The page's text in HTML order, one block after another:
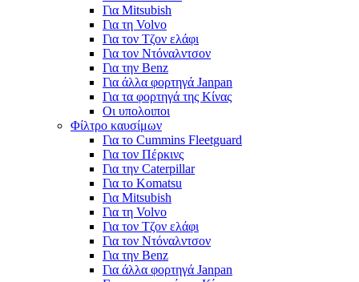
Για Mitsubish
Για τη Volvo
Για τον Τζον ελάφι
Για τον Ντόναλντσον
Για την Benz
Για άλλα φορτηγά Janpan
Για τα φορτηγά της Κίνας
Οι υπολοιποι
Φίλτρο καυσίμων
Για το Cummins Fleetguard
Για τον Πέρκινς
Για την Caterpillar
Για το Komatsu
Για Mitsubish
Για τη Volvo
Για τον Τζον ελάφι
Για τον Ντόναλντσον
Για την Benz
Για άλλα φορτηγά Janpan